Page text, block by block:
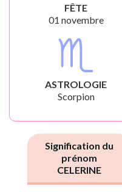
FÊTE
01 novembre
ASTROLOGIE
Scorpion
Signification du
prénom
CELERINE